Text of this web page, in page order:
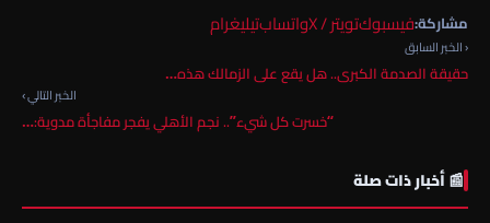
مشاركة:فيسبوكتويتر / X واتسابتيليغرام
‹ الخبر السابق
حقيقة الصدمة الكبرى.. هل يقع على الزمالك هذه…
الخبر التالي ›
“خسرت كل شيء”.. نجم الأهلي يفجر مفاجأة مدوية:…
📰 أخبار ذات صلة